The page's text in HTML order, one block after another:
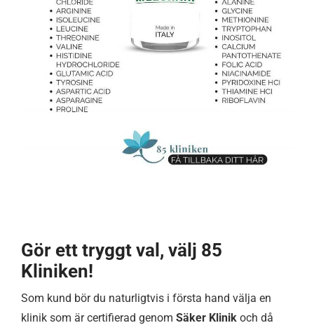
Gör ett tryggt val, välj 85
Kliniken!
Som kund bör du naturligtvis i första hand välja en
klinik som är certifierad genom Säker Klinik och då